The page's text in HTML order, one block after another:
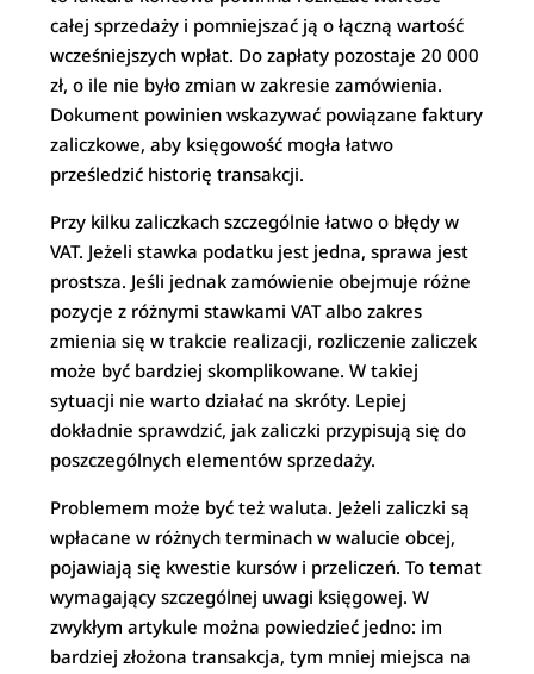
całej sprzedaży i pomniejszać ją o łączną wartość
wcześniejszych wpłat. Do zapłaty pozostaje 20 000
zł, o ile nie było zmian w zakresie zamówienia.
Dokument powinien wskazywać powiązane faktury
zaliczkowe, aby księgowość mogła łatwo
prześledzić historię transakcji.
Przy kilku zaliczkach szczególnie łatwo o błędy w
VAT. Jeżeli stawka podatku jest jedna, sprawa jest
prostsza. Jeśli jednak zamówienie obejmuje różne
pozycje z różnymi stawkami VAT albo zakres
zmienia się w trakcie realizacji, rozliczenie zaliczek
może być bardziej skomplikowane. W takiej
sytuacji nie warto działać na skróty. Lepiej
dokładnie sprawdzić, jak zaliczki przypisują się do
poszczególnych elementów sprzedaży.
Problemem może być też waluta. Jeżeli zaliczki są
wpłacane w różnych terminach w walucie obcej,
pojawiają się kwestie kursów i przeliczeń. To temat
wymagający szczególnej uwagi księgowej. W
zwykłym artykule można powiedzieć jedno: im
bardziej złożona transakcja, tym mniej miejsca na